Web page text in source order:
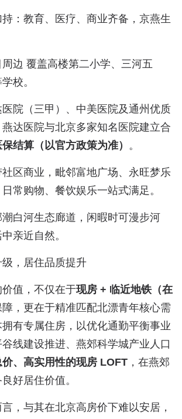
：教育、医疗、商业齐备，京燕生
边 覆盖高楼第二小学、三河五
校。
院（三甲）、中美医院及通州优质
达医院与北京多家知名医院建立合
结算（以官方政策为准） 。
社区商业，毗邻富地广场、永旺梦乐
常购物、餐饮娱乐一站式满足。
潮白河生态廊道，闲暇时可漫步河
亲近自然。
，居住品质提升
值，不仅在于现房 + 临近地铁（在
障，更在于精准匹配北漂青年核心需
有专属住房，以优化通勤平衡事业
线建设推进、燕郊科学城产业人口
价、高实用性的现房 LOFT ，在燕郊
好居住价值。
，与其在北京高房价下难以安居，